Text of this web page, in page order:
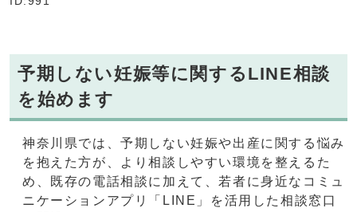
予期しない妊娠等に関するLINE相談
を始めます
神奈川県では、予期しない妊娠や出産に関する悩み
を抱えた方が、より相談しやすい環境を整えるた
め、既存の電話相談に加えて、若者に身近なコミュ
ニケーションアプリ「LINE」を活用した相談窓口